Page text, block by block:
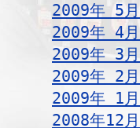
2009年 5月
2009年 4月
2009年 3月
2009年 2月
2009年 1月
2008年12月